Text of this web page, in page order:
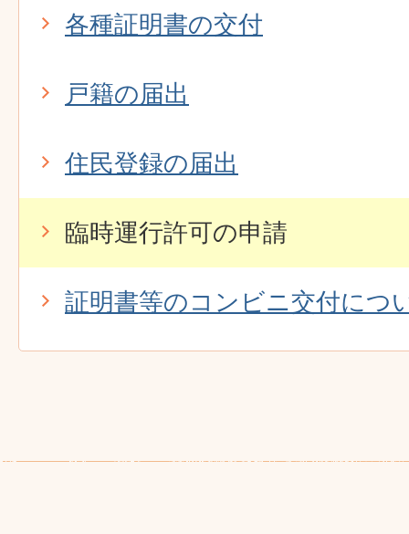
各種証明書の交付
戸籍の届出
住民登録の届出
臨時運行許可の申請
証明書等のコンビニ交付につ